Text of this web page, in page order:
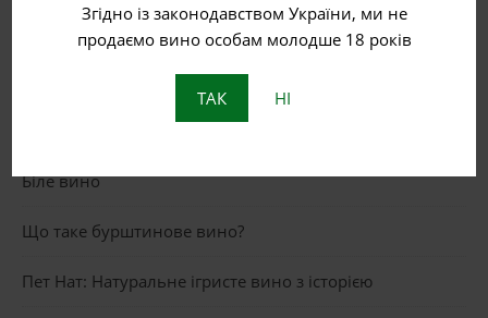
Згідно із законодавством України, ми не
продаємо вино особам молодше 18 років
ТАК НІ
НЕДАВНІ ЗАПИСИ
Біле вино
Що таке бурштинове вино?
Пет Нат: Натуральне ігристе вино з історією